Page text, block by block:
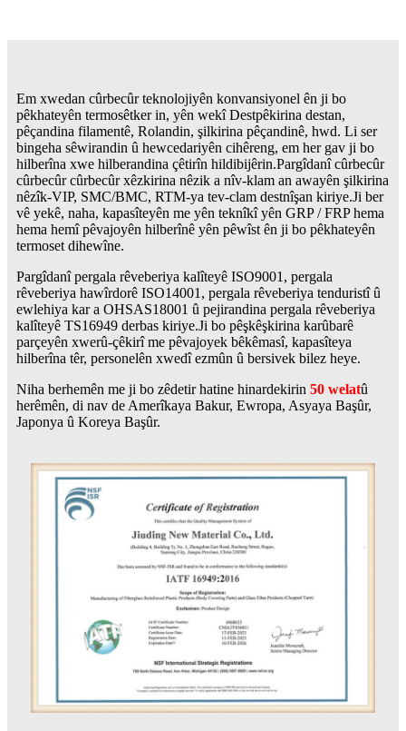
Em xwedan cûrbecûr teknolojiyên konvansiyonel ên ji bo
pêkhateyên termosêtker in, yên wekî Destpêkirina destan,
pêçandina filamentê, Rolandin, şilkirina pêçandinê, hwd. Li ser
bingeha sêwirandin û hewcedariyên cihêreng, em her gav ji bo
hilberîna xwe hilberandina çêtirîn hildibijêrin.Pargîdanî cûrbecûr
cûrbecûr cûrbecûr xêzkirina nêzik a nîv-klam an awayên şilkirina
nêzîk-VIP, SMC/BMC, RTM-ya tev-clam destnîşan kiriye.Ji ber
vê yekê, naha, kapasîteyên me yên teknîkî yên GRP / FRP hema
hema hemî pêvajoyên hilberînê yên pêwîst ên ji bo pêkhateyên
termoset dihewîne.
Pargîdanî pergala rêveberiya kalîteyê ISO9001, pergala
rêveberiya hawîrdorê ISO14001, pergala rêveberiya tenduristî û
ewlehiya kar a OHSAS18001 û pejirandina pergala rêveberiya
kalîteyê TS16949 derbas kiriye.Ji bo pêşkêşkirina karûbarê
parçeyên xwerû-çêkirî me pêvajoyek bêkêmasî, kapasîteya
hilberîna têr, personelên xwedî ezmûn û bersivek bilez heye.
Niha berhemên me ji bo zêdetir hatine hinardekirin 50 welatû
herêmên, di nav de Amerîkaya Bakur, Ewropa, Asyaya Başûr,
Japonya û Koreya Başûr.